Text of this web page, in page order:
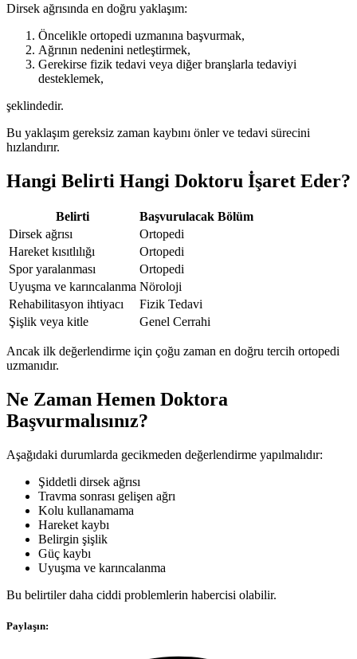
Dirsek ağrısında en doğru yaklaşım:
Öncelikle ortopedi uzmanına başvurmak,
Ağrının nedenini netleştirmek,
Gerekirse fizik tedavi veya diğer branşlarla tedaviyi
desteklemek,
şeklindedir.
Bu yaklaşım gereksiz zaman kaybını önler ve tedavi sürecini
hızlandırır.
Hangi Belirti Hangi Doktoru İşaret Eder?
Belirti
Başvurulacak Bölüm
Dirsek ağrısı
Ortopedi
Hareket kısıtlılığı
Ortopedi
Spor yaralanması
Ortopedi
Uyuşma ve karıncalanma Nöroloji
Rehabilitasyon ihtiyacı
Fizik Tedavi
Şişlik veya kitle
Genel Cerrahi
Ancak ilk değerlendirme için çoğu zaman en doğru tercih ortopedi
uzmanıdır.
Ne Zaman Hemen Doktora
Başvurmalısınız?
Aşağıdaki durumlarda gecikmeden değerlendirme yapılmalıdır:
Şiddetli dirsek ağrısı
Travma sonrası gelişen ağrı
Kolu kullanamama
Hareket kaybı
Belirgin şişlik
Güç kaybı
Uyuşma ve karıncalanma
Bu belirtiler daha ciddi problemlerin habercisi olabilir.
Paylaşın: